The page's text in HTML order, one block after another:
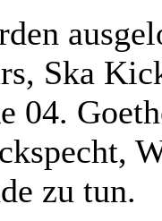
Ska
04.
zu tun.